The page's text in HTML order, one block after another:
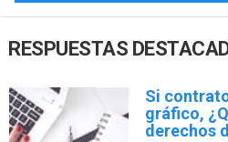
RESPUESTAS
Si
gráfico,
derechos